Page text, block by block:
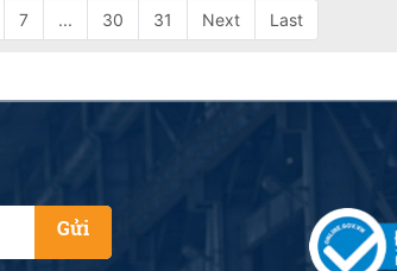
7 ... 30 31 Next Last
Gửi